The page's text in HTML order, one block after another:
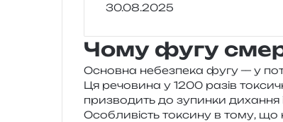
30.08.2025
Чому фугу
Основна небез­пе­ка фугу — у
Ця речо­ви­на у 1200 разів
при­зво­дить до зупин­ки диха­н­ня
Особливість токси­ну в тому, що